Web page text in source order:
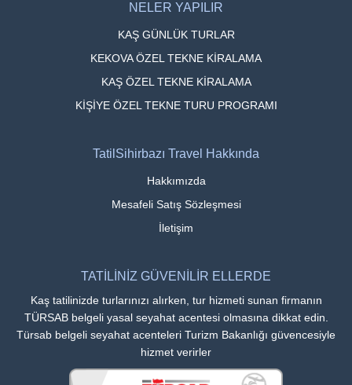
NELER YAPILIR
KAŞ GÜNLÜK TURLAR
KEKOVA ÖZEL TEKNE KİRALAMA
KAŞ ÖZEL TEKNE KİRALAMA
KİŞİYE ÖZEL TEKNE TURU PROGRAMI
TatilSihirbazı Travel Hakkında
Hakkımızda
Mesafeli Satış Sözleşmesi
İletişim
TATİLİNİZ GÜVENİLİR ELLERDE
Kaş tatilinizde turlarınızı alırken, tur hizmeti sunan firmanın
TÜRSAB belgeli yasal seyahat acentesi olmasına dikkat edin.
Türsab belgeli seyahat acenteleri Turizm Bakanlığı güvencesiyle
hizmet verirler